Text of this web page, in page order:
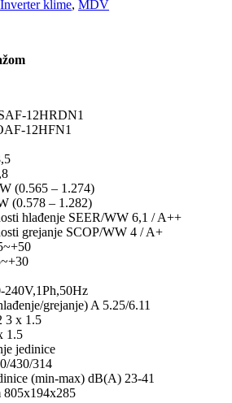
Inverter klime, MDV
12HRDN1
12HFN1
(0.565 – 1.274)
(0.578 – 1.282)
hlađenje SEER/WW 6,1 / A++
grejanje SCOP/WW 4 / A+
240V,1Ph,50Hz
grejanje) A 5.25/6.11
3 x 1.5
1.5
jedinice
430/314
(min-max) dB(A) 23-41